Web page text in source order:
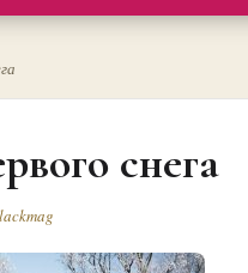
снега